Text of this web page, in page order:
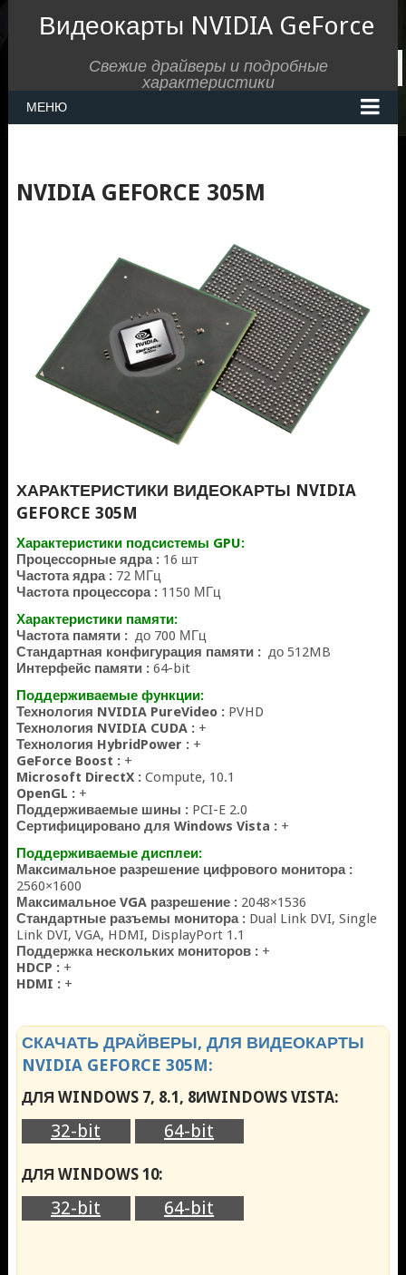
Видеокарты NVIDIA GeForce
Свежие драйверы и подробные
характеристики
МЕНЮ
NVIDIA GEFORCE 305M
ХАРАКТЕРИСТИКИ ВИДЕОКАРТЫ NVIDIA
GEFORCE 305M
Характеристики подсистемы GPU:
Процессорные ядра :16 шт
Частота ядра :72 МГц
Частота процессора :1150 МГц
Характеристики памяти:
Частота памяти :до 700 МГц
Стандартная конфигурация памяти :до 512MB
Интерфейс памяти :64-bit
Поддерживаемые функции:
Технология NVIDIA PureVideo :PVHD
Технология NVIDIA CUDA :+
Технология HybridPower :+
GeForce Boost :+
Microsoft DirectX :Compute, 10.1
OpenGL :+
Поддерживаемые шины :PCI-E 2.0
Сертифицировано для Windows Vista :+
Поддерживаемые дисплеи:
Максимальное разрешение цифрового монитора :
2560×1600
Максимальное VGA разрешение :2048×1536
Стандартные разъемы монитора :Dual Link DVI, Single
Link DVI, VGA, HDMI, DisplayPort 1.1
Поддержка нескольких мониторов :+
HDCP :+
HDMI :+
СКАЧАТЬ ДРАЙВЕРЫ, ДЛЯ ВИДЕОКАРТЫ
NVIDIA GEFORCE 305M:
ДЛЯ WINDOWS 7, 8.1, 8ИWINDOWS VISTA:
32-bit 64-bit
ДЛЯ WINDOWS 10:
32-bit 64-bit